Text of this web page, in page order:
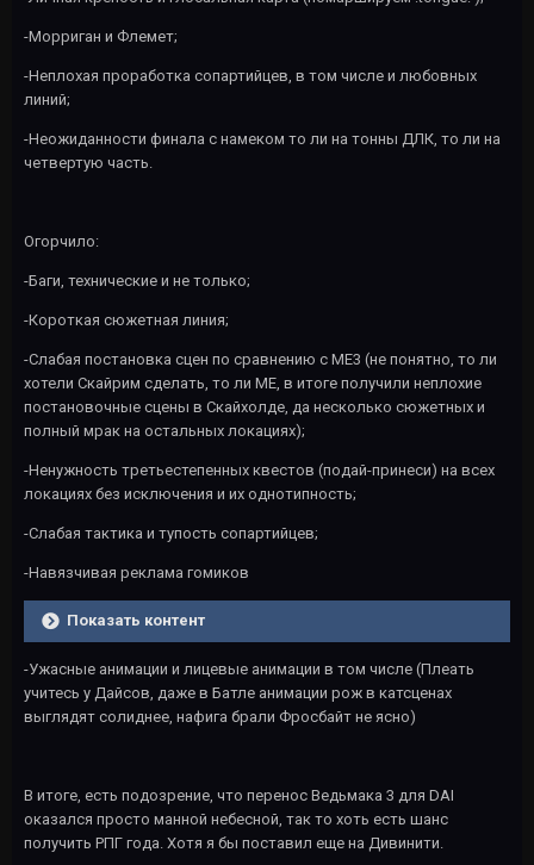
-Морриган и Флемет;
-Неплохая проработка сопартийцев, в том числе и любовных
линий;
-Неожиданности финала с намеком то ли на тонны ДЛК, то ли на
четвертую часть.
Огорчило:
-Баги, технические и не только;
-Короткая сюжетная линия;
-Слабая постановка сцен по сравнению с МЕ3 (не понятно, то ли
хотели Скайрим сделать, то ли МЕ, в итоге получили неплохие
постановочные сцены в Скайхолде, да несколько сюжетных и
полный мрак на остальных локациях);
-Ненужность третьестепенных квестов (подай-принеси) на всех
локациях без исключения и их однотипность;
-Слабая тактика и тупость сопартийцев;
-Навязчивая реклама гомиков
Показать контент
-Ужасные анимации и лицевые анимации в том числе (Плеать
учитесь у Дайсов, даже в Батле анимации рож в катсценах
выглядят солиднее, нафига брали Фросбайт не ясно)
В итоге, есть подозрение, что перенос Ведьмака 3 для DAI
оказался просто манной небесной, так то хоть есть шанс
получить РПГ года. Хотя я бы поставил еще на Дивинити.